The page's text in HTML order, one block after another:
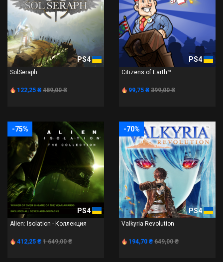
PS4
SolSeraph
122,25 ₴ 489,00 ₴
PS4
Citizens of Earth™
99,75 ₴ 399,00 ₴
-75%
PS4
Alien: Isolation - Коллекция
412,25 ₴ 1 649,00 ₴
-70%
PS4
Valkyria Revolution
194,70 ₴ 649,00 ₴